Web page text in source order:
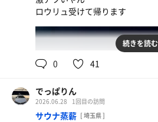
ロウリュ受けて帰ります
続きを読む
0 41
でっぱりん
2026.06.28 1回目の訪問
サウナ蒸薪 [ 埼玉県 ]